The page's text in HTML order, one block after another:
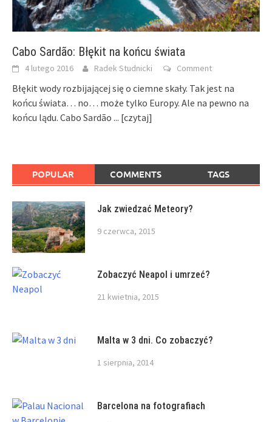
Cabo Sardão: Błękit na końcu świata
4 lutego 2016 Radek Studnicki Comment
Błękit wody rozbijającej się o ciemne skały. Tak jest na
końcu świata… no… może tylko Europy. Ale na pewno na
końcu lądu. Cabo Sardão ... [czytaj]
POPULAR COMMENTS TAGS
Jak zwiedzać Meteory?
9 czerwca, 2015
Zobaczyć Neapol i umrzeć?
21 kwietnia, 2015
Malta w 3 dni. Co zobaczyć?
1 sierpnia, 2014
Barcelona na fotografiach